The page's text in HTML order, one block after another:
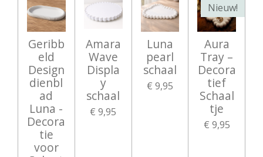
Geribb
eld
Design
dienbl
ad
Luna -
Decora
tie
voor
Amara
Wave
Displa
y
schaal
€ 9,95
Luna
pearl
schaal
€ 9,95
Nieuw!
Aura
Tray –
Decora
tief
Schaal
tje
€ 9,95